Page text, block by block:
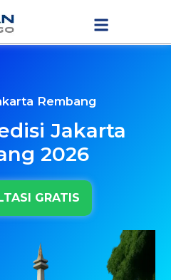
Rembang
Jakarta
2026
GRATIS